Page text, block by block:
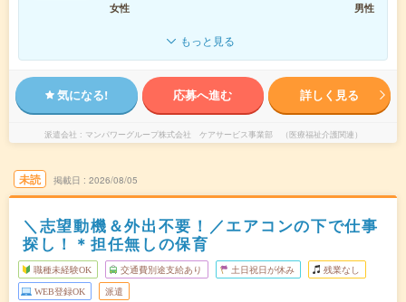
女性
男性
もっと見る
気になる! 応募へ進む 詳しく見る
派遣会社 マンパワーグループ株式会社 ケアサービス事業部 （医療福祉介護関連）
未読 掲載日 2026/08/05
＼志望動機＆外出不要！／エアコンの下で仕事
探し！＊担任無しの保育
職種未経験OK 交通費別途支給あり 土日祝日が休み 残業なし
WEB登録OK 派遣